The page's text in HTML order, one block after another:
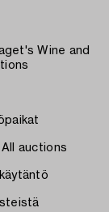
Wine and
auctions